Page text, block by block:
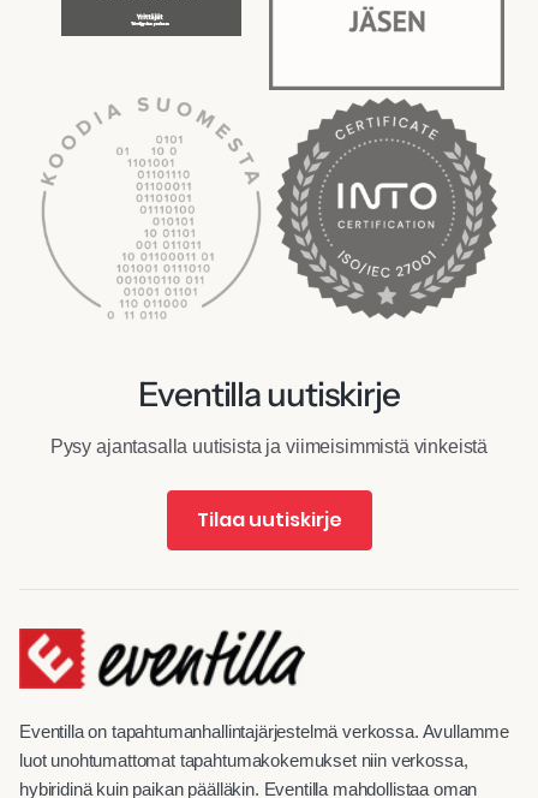
Eventilla uutiskirje
Pysy ajantasalla uutisista ja viimeisimmistä vinkeistä
Tilaa uutiskirje
Eventilla on tapahtumanhallintajärjestelmä verkossa. Avullamme
luot unohtumattomat tapahtumakokemukset niin verkossa,
hybiridinä kuin paikan päälläkin. Eventilla mahdollistaa oman